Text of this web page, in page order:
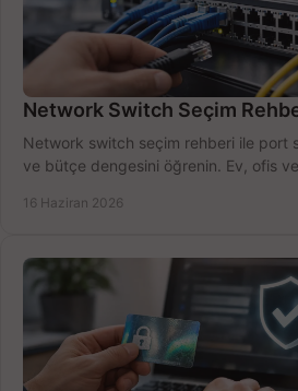
Network Switch Seçim
Network switch seçim rehberi ile port
ve bütçe dengesini öğrenin. Ev, ofis
16 Haziran 2026